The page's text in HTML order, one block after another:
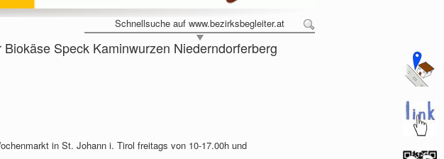
Schnellsuche auf www.bezirksbegleiter.at
Speck Kaminwurzen Niederndorferberg
in St. Johann i. Tirol freitags von 10-17.00h und